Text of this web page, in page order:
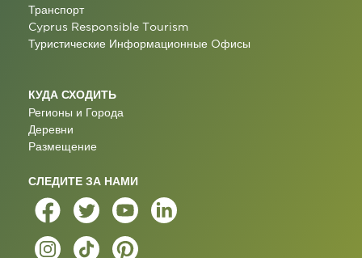
Транспорт
Cyprus Responsible Tourism
Туристические Информационные Oфисы
КУДА СХОДИТЬ
Регионы и Города
Деревни
Размещение
СЛЕДИТЕ ЗА НАМИ